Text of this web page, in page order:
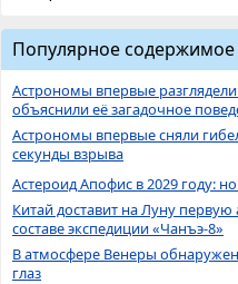
Популярное содержимое
Астрономы впервые разглядели
объяснили её загадочное
Астрономы впервые сняли
секунды взрыва
Астероид Апофис в 2029 году:
Китай доставит на Луну
составе экспедиции «Чанъэ-8»
В атмосфере Венеры
глаз